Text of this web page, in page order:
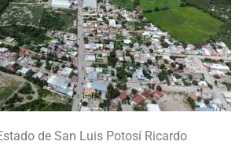
de San Luis Potosí Ricardo